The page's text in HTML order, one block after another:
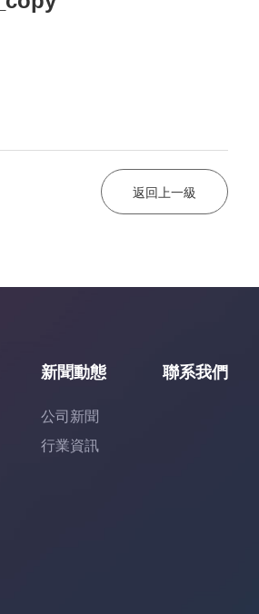
返回上一級
新聞動態
公司新聞
行業資訊
聯系我們